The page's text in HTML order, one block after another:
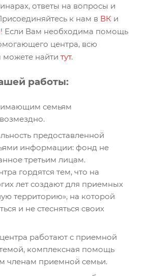
ответы на вопросы и
к нам в ВК и
! Если Вам необходима помощь
центра, всю
найти тут.
работы:
семьям
предоставленной
информации: фонд не
третьим лицам.
гордятся тем, что на
лет создают для приемных
территорию», на которой
и не стесняться своих
работают с приемной
комплексная помощь
членам приемной семьи.